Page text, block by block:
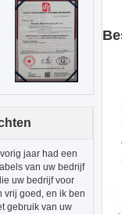
jaar had een
van uw bedrijf
uw bedrijf voor
vrij goed, en ik ben
gebruik van uw